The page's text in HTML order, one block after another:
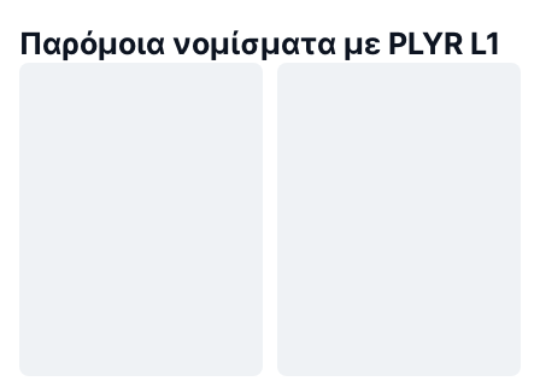
Παρόμοια νομίσματα με PLYR L1